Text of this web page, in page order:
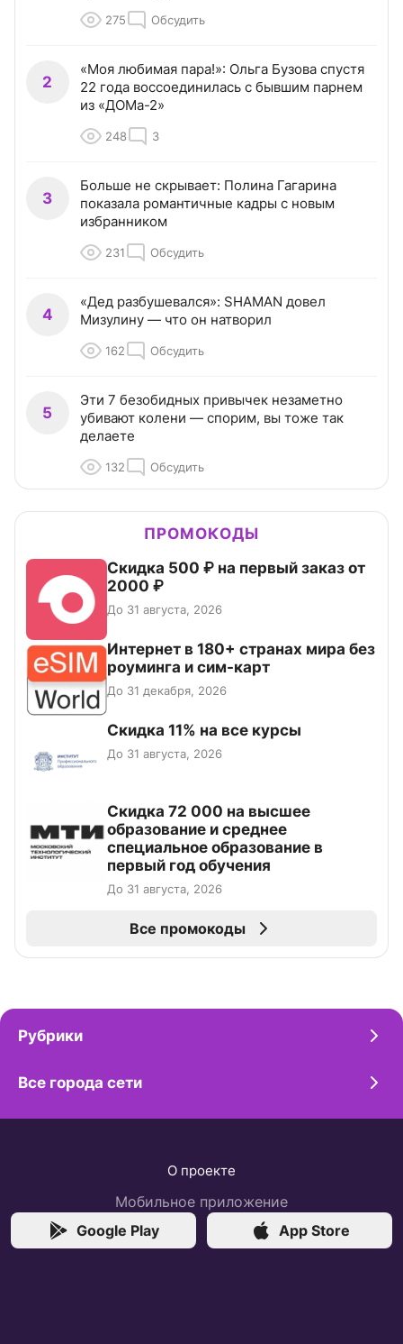
275 Обсудить
2
«Моя любимая пара!»: Ольга Бузова спустя
22 года воссоединилась с бывшим парнем
из «ДОМа-2»
248 3
3
Больше не скрывает: Полина Гагарина
показала романтичные кадры с новым
избранником
231 Обсудить
4
«Дед разбушевался»: SHAMAN довел
Мизулину — что он натворил
162 Обсудить
5
Эти 7 безобидных привычек незаметно
убивают колени — спорим, вы тоже так
делаете
132 Обсудить
ПРОМОКОДЫ
Скидка 500 ₽ на первый заказ от
2000 ₽
До 31 августа, 2026
Интернет в 180+ странах мира без
роуминга и сим-карт
До 31 декабря, 2026
Скидка 11% на все курсы
До 31 августа, 2026
Скидка 72 000 на высшее
образование и среднее
специальное образование в
первый год обучения
До 31 августа, 2026
Все промокоды
Рубрики
Все города сети
О проекте
Мобильное приложение
Google Play
App Store